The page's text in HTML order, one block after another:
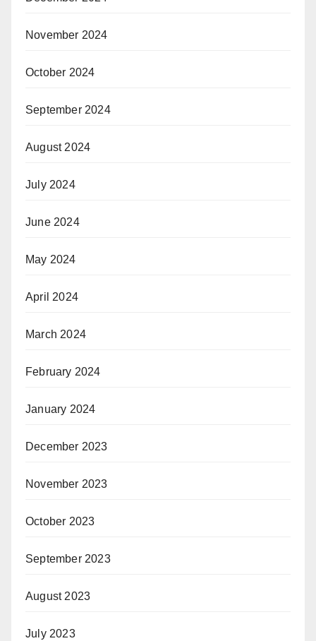
November 2024
October 2024
September 2024
August 2024
July 2024
June 2024
May 2024
April 2024
March 2024
February 2024
January 2024
December 2023
November 2023
October 2023
September 2023
August 2023
July 2023